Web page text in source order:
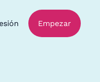
Empezar